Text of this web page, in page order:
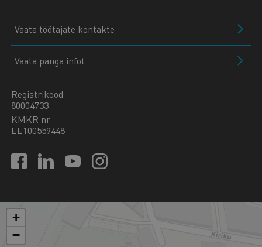
Vaata töötajate kontakte
Vaata panga infot
Registrikood
80004733
KMKR nr
EE100559448
+
−